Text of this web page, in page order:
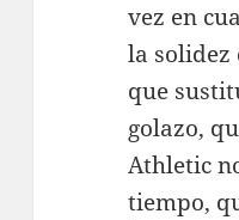
vez en
la solidez
que
golazo,
Athletic
tiempo,